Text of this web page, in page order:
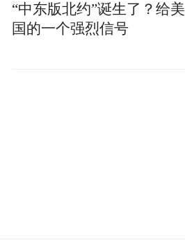
“中东版北约”诞生了？给美
国的一个强烈信号